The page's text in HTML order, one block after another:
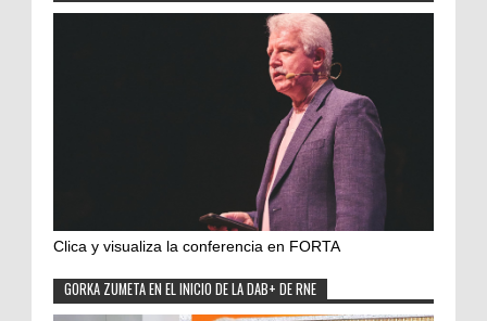
Clica y visualiza la conferencia en FORTA
GORKA ZUMETA EN EL INICIO DE LA DAB+ DE RNE